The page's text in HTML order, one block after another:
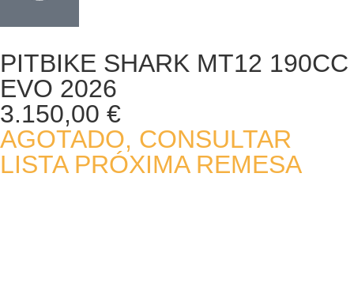
PITBIKE SHARK MT12 190CC
EVO 2026
3.150,00 €
AGOTADO, CONSULTAR
LISTA PRÓXIMA REMESA